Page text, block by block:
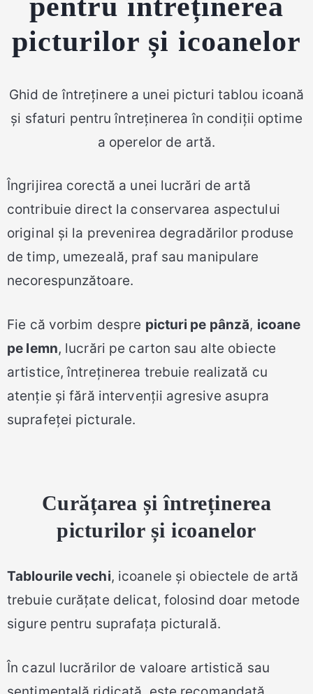
picturilor și icoanelor
Ghid de întreținere a unei picturi tablou icoană
și sfaturi pentru întreținerea în condiții optime
a operelor de artă.
Îngrijirea corectă a unei lucrări de artă
contribuie direct la conservarea aspectului
original și la prevenirea degradărilor produse
de timp, umezeală, praf sau manipulare
necorespunzătoare.
Fie că vorbim despre picturi pe pânză, icoane
pe lemn, lucrări pe carton sau alte obiecte
artistice, întreținerea trebuie realizată cu
atenție și fără intervenții agresive asupra
suprafeței picturale.
Curățarea și întreținerea
picturilor și icoanelor
Tablourile vechi, icoanele și obiectele de artă
trebuie curățate delicat, folosind doar metode
sigure pentru suprafața picturală.
În cazul lucrărilor de valoare artistică sau